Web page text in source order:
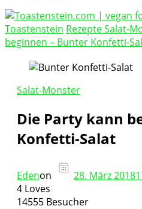
vegan food blog
Toastenstein RezepteSalat-
beginnen – Bunter Konfetti-
Salat-Monster
Die Party kann
Konfetti-Salat
Edenon 28. März 2018
4 Loves
14555 Besucher